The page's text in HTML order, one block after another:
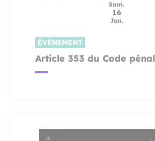
Sam.
16
Jan.
ÉVÈNEMENT
Article 353 du Code pénal